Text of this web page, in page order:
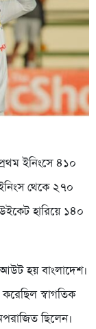
ইনিংসে ৪১০
থেকে ২৭০
হারিয়ে ১৪০
হয় বাংলাদেশ।
স্বাগতিক
ছিলেন।